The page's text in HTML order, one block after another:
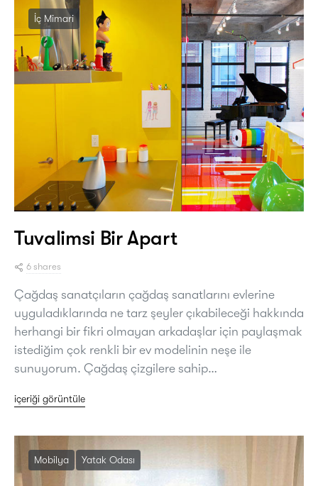
İç Mimari
Tuvalimsi Bir Apart
6 shares
Çağdaş sanatçıların çağdaş sanatlarını evlerine
uyguladıklarında ne tarz şeyler çıkabileceği hakkında
herhangi bir fikri olmayan arkadaşlar için paylaşmak
istediğim çok renkli bir ev modelinin neşe ile
sunuyorum. Çağdaş çizgilere sahip…
içeriği görüntüle
Mobilya Yatak Odası